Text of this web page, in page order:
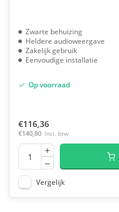
Zwarte behuizing
Heldere audioweergave
Zakelijk gebruik
Eenvoudige installatie
Op voorraad
€116,36
€140,80 Incl. btw
Vergelijk